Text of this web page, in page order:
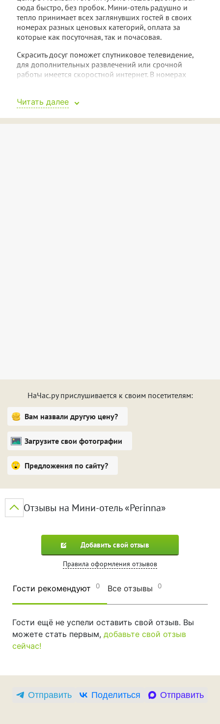
сюда быстро, без пробок. Мини-отель радушно и
тепло принимает всех заглянувших гостей в своих
номерах разных ценовых категорий, оплата за
которые как посуточная, так и почасовая.
Скрасить досуг поможет спутниковое телевидение,
для дополнительных развлечений или срочной
работы имеется скоростной интернет. В номерах
кондиционеры. Всех посетителей ждет на столиках в
заказать в свой номер.
Читать далее
НаЧас.ру прислушивается к своим посетителям:
Вам назвали другую цену?
Загрузите свои фотографии
Предложения по сайту?
Отзывы на Мини-отель «Perinna»
Добавить свой отзыв
Правила оформления отзывов
Гости рекомендуют 0 Все отзывы 0
Гости ещё не успели оставить свой отзыв. Вы
можете стать первым, добавьте свой отзыв
сейчас!
Отправить Поделиться Отправить